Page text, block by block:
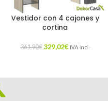
Vestidor con 4 cajones y
cortina
361,90€ 329,02€ IVA Incl.